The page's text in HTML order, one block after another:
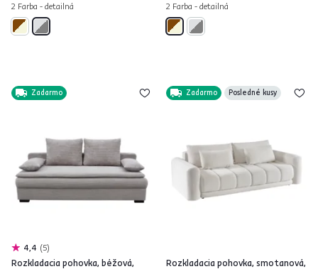
2 Farba - detailná 2 Farba - detailná
Zadarmo
4,4 5
Rozkladacia pohovka, béžová,
Zadarmo Posledné kusy
Rozkladacia pohovka, smotanová,